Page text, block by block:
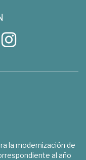
la modernización de
al año